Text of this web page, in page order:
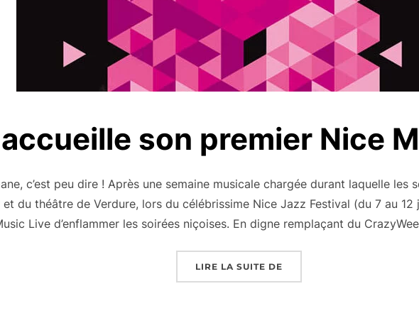
son premier Nice
c’est peu dire ! Après une semaine musicale chargée durant laquelle les
du théâtre de Verdure, lors du célébrissime Nice Jazz Festival (du 7 au 12
Live d’enflammer les soirées niçoises. En digne remplaçant du
LIRE LA SUITE DE« NICE ACCUEILLE SON